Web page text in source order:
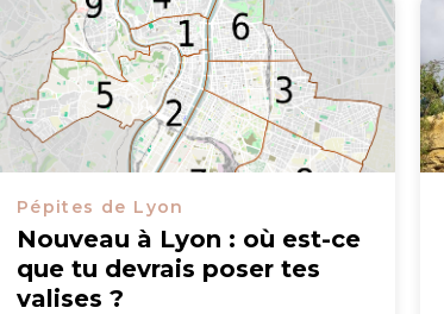
Pépites de Lyon
Nouveau à Lyon : où est-ce
que tu devrais poser tes
valises ?